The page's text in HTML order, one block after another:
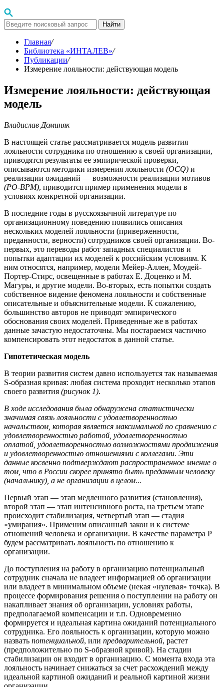
Найти
Главная/
Библиотека «ИНТАЛЕВ»/
Публикации/
Измерение лояльности: действующая модель
Измерение лояльности: действующая
модель
Владислав Доминяк
В настоящей статье рассматривается модель развития
лояльности сотрудника по отношению к своей организации,
приводятся результаты ее эмпирической проверки,
описываются методики измерения лояльности (OCQ) и
реализации ожиданий — возможности реализации мотивов
(РО-ВРМ), приводится пример применения модели в
условиях конкретной организации.
В последние годы в русскоязычной литературе по
организационному поведению появились описания
нескольких моделей лояльности (приверженности,
преданности, верности) сотрудников своей организации. Во-
первых, это переводы работ западных специалистов и
попытки адаптации их моделей к российским условиям. К
ним относятся, например, модели Мейер-Аллен, Моудей-
Портер-Стирс, освещенные в работах Е. Доценко и М.
Магуры, и другие модели. Во-вторых, есть попытки создать
собственное видение феномена лояльности и собственные
описательные и объяснительные модели. К сожалению,
большинство авторов не приводят эмпирического
обоснования своих моделей. Приведенные же в работах
данные зачастую недостаточны. Мы постараемся частично
компенсировать этот недостаток в данной статье.
Гипотетическая модель
В теории развития систем давно используется так называемая
S-образная кривая: любая система проходит несколько этапов
своего развития (рисунок 1).
В ходе исследования была обнаружена статистически
значимая связь лояльности с удовлетворенностью
начальством, которая является максимальной по сравнению с
удовлетворенностью работой, удовлетворенностью
оплатой, удовлетворенностью возможностями продвижения
и удовлетворенностью отношениями с коллегами. Эти
данные косвенно подтверждают распространенное мнение о
том, что в России скорее принято быть преданным человеку
(начальнику), а не организации в целом...
Первый этап — этап медленного развития (становления),
второй этап — этап интенсивного роста, на третьем этапе
происходит стабилизация, четвертый этап — стадия
«умирания». Применим описанный закон и к системе
отношений человека и организации. В качестве параметра P
будем рассматривать лояльность по отношению к
организации.
До поступления на работу в организацию потенциальный
сотрудник сначала не владеет информацией об организации
или владеет в минимальном объеме (некая «нулевая» точка). В
процессе формирования решения о поступлении на работу он
накапливает знания об организации, условиях работы,
предполагаемой компенсации и т.п. Одновременно
формируется и идеальная картина ожиданий потенциального
сотрудника. Его лояльность к организации, которую можно
назвать потенциальной, или предварительной, растет
(предположительно по S-образной кривой). На стадии
стабилизации он входит в организацию. С момента входа эта
лояльность начинает снижаться за счет расхождений между
идеальной картиной ожиданий и реальной картиной жизни